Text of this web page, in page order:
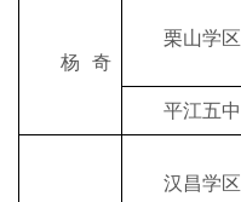
杨 奇
栗山学区
平江五中
汉昌学区